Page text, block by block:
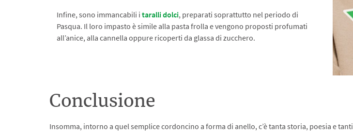
Infine, sono immancabili i taralli dolci, preparati soprattutto nel periodo di
Pasqua. Il loro impasto è simile alla pasta frolla e vengono proposti profumati
all’anice, alla cannella oppure ricoperti da glassa di zucchero.
Conclusione
Insomma, intorno a quel semplice cordoncino a forma di anello, c’è tanta storia, poesia e